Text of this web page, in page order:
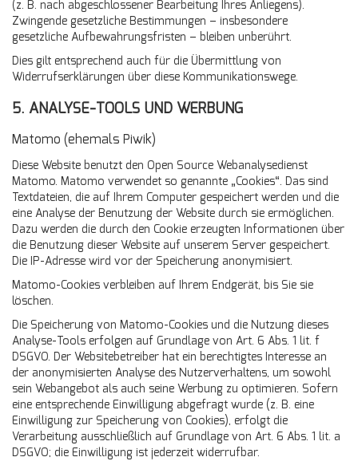
(z. B. nach abgeschlossener Bearbeitung Ihres Anliegens).
Zwingende gesetzliche Bestimmungen – insbesondere
gesetzliche Aufbewahrungsfristen – bleiben unberührt.
Dies gilt entsprechend auch für die Übermittlung von
Widerrufserklärungen über diese Kommunikationswege.
5. ANALYSE-TOOLS UND WERBUNG
Matomo (ehemals Piwik)
Diese Website benutzt den Open Source Webanalysedienst
Matomo. Matomo verwendet so genannte „Cookies“. Das sind
Textdateien, die auf Ihrem Computer gespeichert werden und die
eine Analyse der Benutzung der Website durch sie ermöglichen.
Dazu werden die durch den Cookie erzeugten Informationen über
die Benutzung dieser Website auf unserem Server gespeichert.
Die IP-Adresse wird vor der Speicherung anonymisiert.
Matomo-Cookies verbleiben auf Ihrem Endgerät, bis Sie sie
löschen.
Die Speicherung von Matomo-Cookies und die Nutzung dieses
Analyse-Tools erfolgen auf Grundlage von Art. 6 Abs. 1 lit. f
DSGVO. Der Websitebetreiber hat ein berechtigtes Interesse an
der anonymisierten Analyse des Nutzerverhaltens, um sowohl
sein Webangebot als auch seine Werbung zu optimieren. Sofern
eine entsprechende Einwilligung abgefragt wurde (z. B. eine
Einwilligung zur Speicherung von Cookies), erfolgt die
Verarbeitung ausschließlich auf Grundlage von Art. 6 Abs. 1 lit. a
DSGVO; die Einwilligung ist jederzeit widerrufbar.